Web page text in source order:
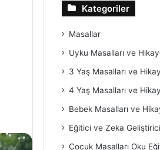
Kategoriler
Masallar
Uyku Masalları ve
3 Yaş Masalları ve
4 Yaş Masalları ve
Bebek Masalları ve
Eğitici ve Zeka
Çocuk Masalları Oku